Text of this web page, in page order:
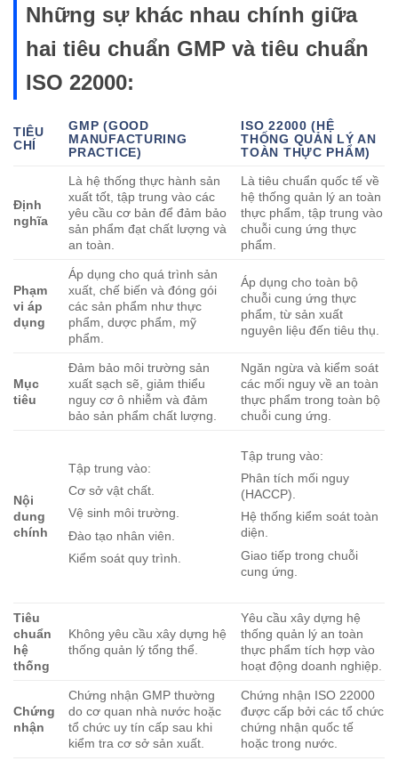
Những sự khác nhau chính giữa
hai tiêu chuẩn GMP và tiêu chuẩn
ISO 22000:
TIÊU
CHÍ
GMP (GOOD
MANUFACTURING
PRACTICE)
ISO 22000 (HỆ
THỐNG QUẢN LÝ AN
TOÀN THỰC PHẨM)
Định
nghĩa
Là hệ thống thực hành sản
xuất tốt, tập trung vào các
yêu cầu cơ bản để đảm bảo
sản phẩm đạt chất lượng và
an toàn.
Là tiêu chuẩn quốc tế về
hệ thống quản lý an toàn
thực phẩm, tập trung vào
chuỗi cung ứng thực
phẩm.
Phạm
vi áp
dụng
Áp dụng cho quá trình sản
xuất, chế biến và đóng gói
các sản phẩm như thực
phẩm, dược phẩm, mỹ
phẩm.
Áp dụng cho toàn bộ
chuỗi cung ứng thực
phẩm, từ sản xuất
nguyên liệu đến tiêu thụ.
Mục
tiêu
Đảm bảo môi trường sản
xuất sạch sẽ, giảm thiểu
nguy cơ ô nhiễm và đảm
bảo sản phẩm chất lượng.
Ngăn ngừa và kiểm soát
các mối nguy về an toàn
thực phẩm trong toàn bộ
chuỗi cung ứng.
Nội
dung
chính
Tập trung vào:
Cơ sở vật chất.
Vệ sinh môi trường.
Đào tạo nhân viên.
Kiểm soát quy trình.
Tập trung vào:
Phân tích mối nguy
(HACCP).
Hệ thống kiểm soát toàn
diện.
Giao tiếp trong chuỗi
cung ứng.
Tiêu
chuẩn
hệ
thống
Không yêu cầu xây dựng hệ
thống quản lý tổng thể.
Yêu cầu xây dựng hệ
thống quản lý an toàn
thực phẩm tích hợp vào
hoạt động doanh nghiệp.
Chứng
nhận
Chứng nhận GMP thường
do cơ quan nhà nước hoặc
tổ chức uy tín cấp sau khi
kiểm tra cơ sở sản xuất.
Chứng nhận ISO 22000
được cấp bởi các tổ chức
chứng nhận quốc tế
hoặc trong nước.